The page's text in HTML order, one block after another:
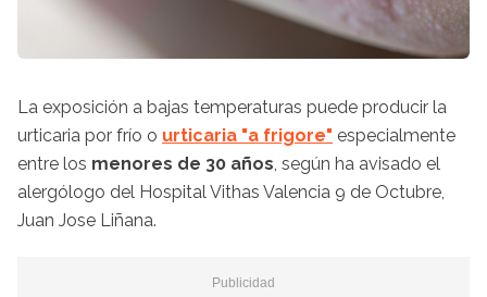
La exposición a bajas temperaturas puede producir la
urticaria por frío o urticaria "a frigore" especialmente
entre los menores de 30 años, según ha avisado el
alergólogo del Hospital Vithas Valencia 9 de Octubre,
Juan Jose Liñana.